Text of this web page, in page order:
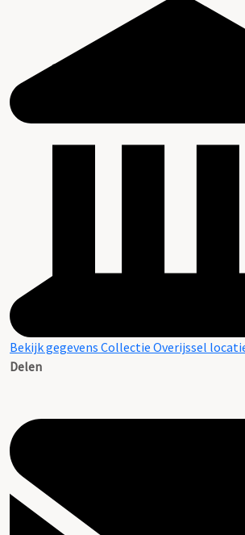
Bekijk gegevens Collectie Overijssel
Delen